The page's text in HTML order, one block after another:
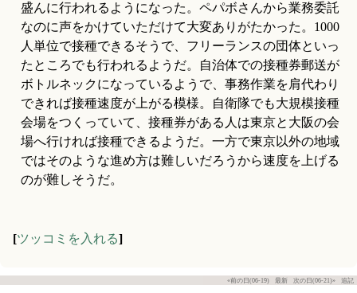
盛んに行われるようになった。ペパボさんから業務委託
なのに声をかけていただけて大変ありがたかった。1000
人単位で接種できるそうで、フリーランスの団体といっ
たところでも行われるようだ。自治体での接種券郵送が
ボトルネックになっているようで、事務作業を肩代わり
できれば接種速度が上がる模様。自衛隊でも大規模接種
会場をつくっていて、接種券がある人は東京と大阪の会
場へ行ければ接種できるようだ。一方で東京以外の地域
ではそのような進め方は難しいだろうから速度を上げる
のが難しそうだ。
[ツッコミを入れる]
«前の日(06-19) 最新 次の日(06-21)» 追記